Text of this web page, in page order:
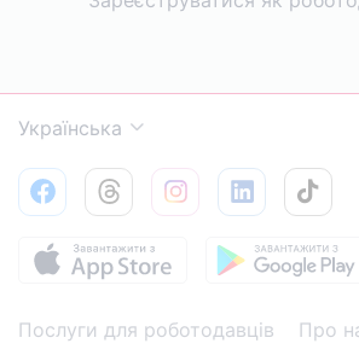
Українська
Послуги для роботодавців Про